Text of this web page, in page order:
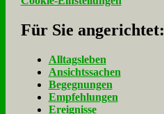
Für Sie an­ge­rich­tet:
Alltagsleben
Ansichtssachen
Begegnungen
Empfehlungen
Ereignisse